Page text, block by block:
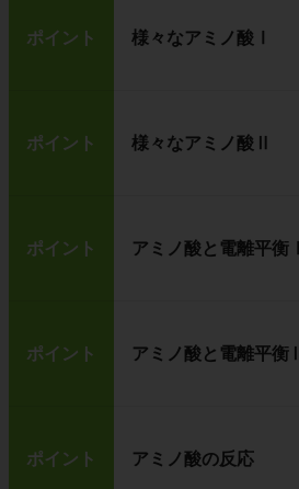
ポイント 様々なアミノ酸Ⅰ
ポイント 様々なアミノ酸Ⅱ
ポイント アミノ酸と電離平衡Ⅰ
ポイント アミノ酸と電離平衡Ⅱ
ポイント アミノ酸の反応